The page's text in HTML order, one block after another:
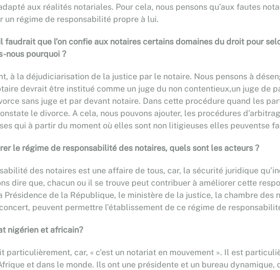
aux réalités notariales. Pour cela, nous pensons qu’aux fautes
un régime de responsabilité propre à lui.
faudrait que l’on confie aux notaires certains domaines du droit pour
nous pourquoi ?
à la déjudiciarisation de la justice par le notaire. Nous pensons à
devrait être institué comme un juge du non contentieux,un juge de
sans juge et par devant notaire. Dans cette procédure quand les
le divorce. A cela, nous pouvons ajouter, les procédures
qui à partir du moment où elles sont non litigieuses elles peuventse
le régime de responsabilité des notaires, quels sont les acteurs ?
des notaires est une affaire de tous, car, la sécurité juridique
dire que, chacun ou il se trouve peut contribuer à améliorer cette
Présidence de la République, le ministère de la justice, la chambre des
peuvent permettre l’établissement de ce régime de
nigérien et africain?
particulièrement, car, « c’est un notariat en mouvement ». Il est
et dans le monde. Ils ont une présidente et un bureau